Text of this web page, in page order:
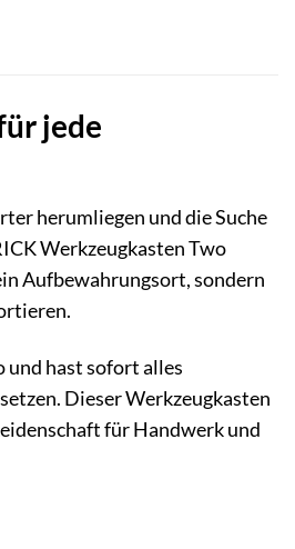
jede
herumliegen und die Suche
Werkzeugkasten Two
Aufbewahrungsort, sondern
und hast sofort alles
Dieser Werkzeugkasten
für Handwerk und